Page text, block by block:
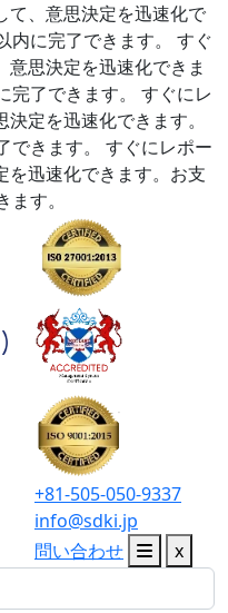
て、意思決定を迅速化で
に完了できます。
すぐ
思決定を迅速化できま
了できます。
すぐにレ
定を迅速化できます。
きます。
すぐにレポー
を迅速化できます。お支
す。
+81-505-050-9337
info@sdki.jp
問い合わせ
x